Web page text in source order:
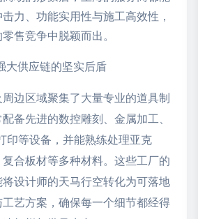
力、功能实用性与施工高效性，
售竞争中脱颖而出。
大供应链的坚实后盾
周边区域聚集了大量专业的道具制
备先进的数控雕刻、金属加工、
印等设备，并能熟练处理亚克
合板材等多种材料。这些工厂的
设计师的天马行空转化为可落地
艺方案，确保每一个细节都经得